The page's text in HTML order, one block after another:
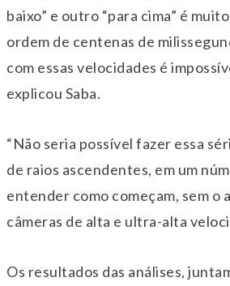
baixo” e outro “para cima” é
ordem de centenas de
com essas velocidades é
explicou Saba.
“Não seria possível fazer essa
de raios ascendentes, em um
entender como começam, sem o
câmeras de alta e ultra-alta
Os resultados das análises,